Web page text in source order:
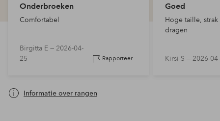
Onderbroeken
Comfortabel
Birgitta E — 2026-04-
25
Rapporteer
Goed
Hoge taille,
dragen
Kirsi S — 2026-
Informatie over rangen